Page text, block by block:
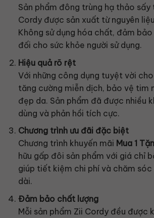
Sản phẩm đông trùng hạ thảo sấy
Cordy được sản xuất từ nguyên
Không sử dụng hóa chất, đảm
đối cho sức khỏe người sử dụng.
Hiệu quả rõ rệt
Với những công dụng tuyệt vời
tăng cường miễn dịch, bảo vệ tim
đẹp da. Sản phẩm đã được nhiều
dùng và phản hồi tích cực.
Chương trình ưu đãi đặc biệt
Chương trình khuyến mãi Mua 1
hữu gấp đôi sản phẩm với giá chỉ
giúp tiết kiệm chi phí và chăm sóc
dài.
Đảm bảo chất lượng
Mỗi sản phẩm Zii Cordy đều được